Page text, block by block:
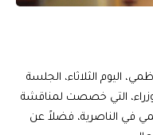
اليوم الثلاثاء، الجلسة
التي خصصت لمناقشة
في الناصرية، فضلاً عن